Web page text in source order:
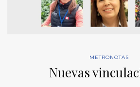
METRONOTAS
Nuevas